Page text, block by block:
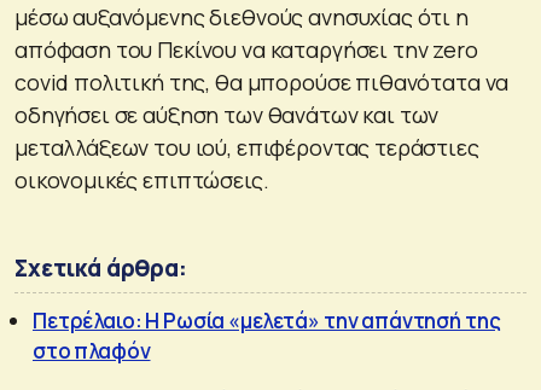
μέσω αυξανόμενης διεθνούς ανησυχίας ότι η
απόφαση του Πεκίνου να καταργήσει την zero
covid πολιτική της, θα μπορούσε πιθανότατα να
οδηγήσει σε αύξηση των θανάτων και των
μεταλλάξεων του ιού, επιφέροντας τεράστιες
οικονομικές επιπτώσεις.
Σχετικά άρθρα:
Πετρέλαιο: Η Ρωσία «μελετά» την απάντησή της
στο πλαφόν